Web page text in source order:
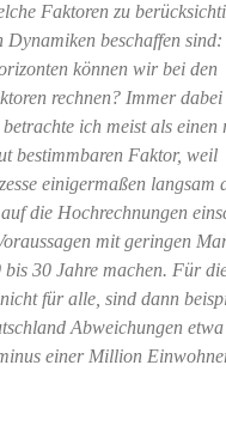
Faktoren zu
Dynamiken beschaffen
können wir bei den
rechnen? Immer
ich meist als einen
bestimmbaren Faktor, weil
einigermaßen langsam
die Hochrechnungen
mit geringen
30 Jahre machen. Für
für alle, sind dann
Abweichungen
einer Million